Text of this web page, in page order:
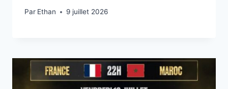
Par Ethan
9 juillet 2026 9 juillet 2026